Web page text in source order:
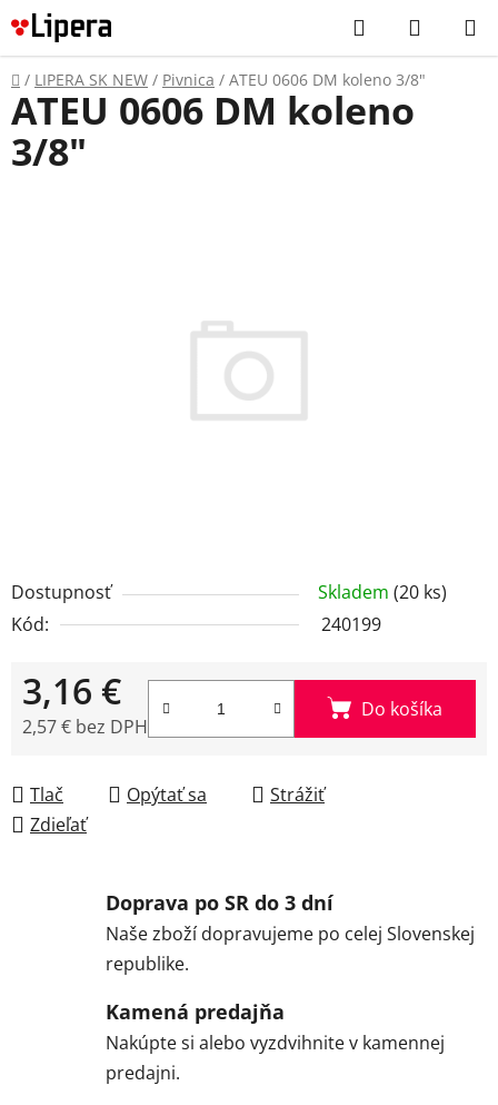
Prejsť
na
obsah
Hľadať
KOŠÍK
Domov
/ LIPERA SK NEW / Pivnica / ATEU 0606 DM koleno 3/8"
Dostupnosť Skladem (20 ks)
Kód:
240199
3,16 €
2,57 € bez DPH
Do košíka
Tlač Opýtať sa
Strážiť
Zdieľať
ATEU 0606 DM koleno
3/8"
Doprava po SR do 3 dní
Naše zboží dopravujeme po celej Slovenskej
republike.
Kamená predajňa
Nakúpte si alebo vyzdvihnite v kamennej
predajni.